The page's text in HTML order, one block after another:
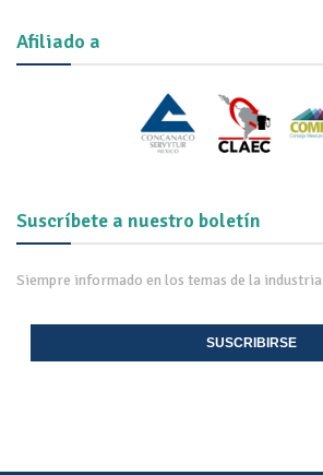
Afiliado a
Suscríbete a nuestro boletín
Siempre informado en los temas de la industria
SUSCRIBIRSE